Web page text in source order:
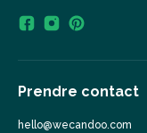
Prendre contact
hello@wecandoo.com